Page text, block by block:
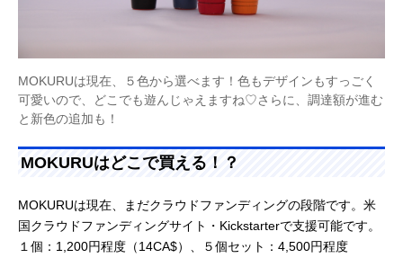
MOKURUは現在、５色から選べます！色もデザインもすっごく
可愛いので、どこでも遊んじゃえますね♡さらに、調達額が進む
と新色の追加も！
MOKURUはどこで買える！？
MOKURUは現在、まだクラウドファンディングの段階です。米
国クラウドファンディングサイト・Kickstarterで支援可能です。
１個：1,200円程度（14CA$）、５個セット：4,500円程度